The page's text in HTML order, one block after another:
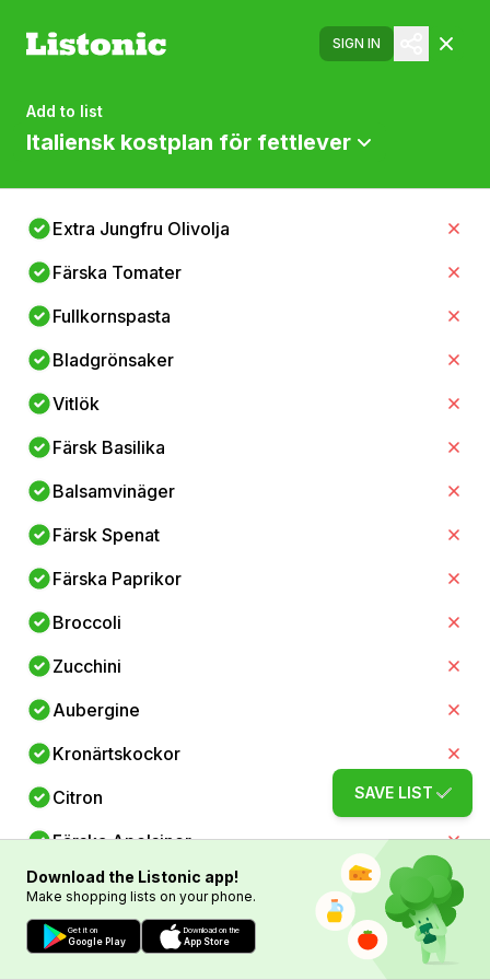
SIGN IN
Add to list
Italiensk kostplan för fettlever
Extra Jungfru Olivolja
Färska Tomater
Fullkornspasta
Bladgrönsaker
Vitlök
Färsk Basilika
Balsamvinäger
Färsk Spenat
Färska Paprikor
Broccoli
Zucchini
Aubergine
Kronärtskockor
Citron
Färska Apelsiner
Jordgubbar
Äpplen
SAVE LIST
Download the Listonic app!
Make shopping lists on your phone.
Get it on
Google Play
Download on the
App Store